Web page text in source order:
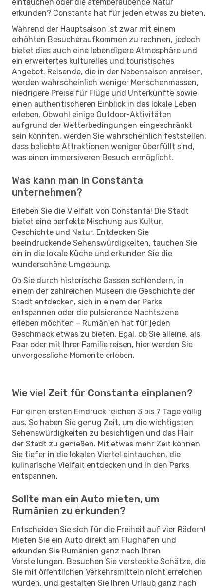
eintauchen oder die atemberaubende Natur
erkunden? Constanta hat für jeden etwas zu bieten.
Während der Hauptsaison ist zwar mit einem
erhöhten Besucheraufkommen zu rechnen, jedoch
bietet dies auch eine lebendigere Atmosphäre und
ein erweitertes kulturelles und touristisches
Angebot. Reisende, die in der Nebensaison anreisen,
werden wahrscheinlich weniger Menschenmassen,
niedrigere Preise für Flüge und Unterkünfte sowie
einen authentischeren Einblick in das lokale Leben
erleben. Obwohl einige Outdoor-Aktivitäten
aufgrund der Wetterbedingungen eingeschränkt
sein könnten, werden Sie wahrscheinlich feststellen,
dass beliebte Attraktionen weniger überfüllt sind,
was einen immersiveren Besuch ermöglicht.
Was kann man in Constanta
unternehmen?
Erleben Sie die Vielfalt von Constanta! Die Stadt
bietet eine perfekte Mischung aus Kultur,
Geschichte und Natur. Entdecken Sie
beeindruckende Sehenswürdigkeiten, tauchen Sie
ein in die lokale Küche und erkunden Sie die
wunderschöne Umgebung.
Ob Sie durch historische Gassen schlendern, in
einem der zahlreichen Museen die Geschichte der
Stadt entdecken, sich in einem der Parks
entspannen oder die pulsierende Nachtszene
erleben möchten – Rumänien hat für jeden
Geschmack etwas zu bieten. Egal, ob Sie alleine, als
Paar oder mit Ihrer Familie reisen, hier werden Sie
unvergessliche Momente erleben.
Wie viel Zeit für Constanta einplanen?
Für einen ersten Eindruck reichen 3 bis 7 Tage völlig
aus. So haben Sie genug Zeit, um die wichtigsten
Sehenswürdigkeiten zu besichtigen und das Flair
der Stadt zu genießen. Mit etwas mehr Zeit können
Sie tiefer in die lokalen Viertel eintauchen, die
kulinarische Vielfalt entdecken und in den Parks
entspannen.
Sollte man ein Auto mieten, um
Rumänien zu erkunden?
Entscheiden Sie sich für die Freiheit auf vier Rädern!
Mieten Sie ein Auto direkt am Flughafen und
erkunden Sie Rumänien ganz nach Ihren
Vorstellungen. Besuchen Sie versteckte Schätze, die
Sie mit öffentlichen Verkehrsmitteln nicht erreichen
würden, und gestalten Sie Ihren Urlaub ganz nach